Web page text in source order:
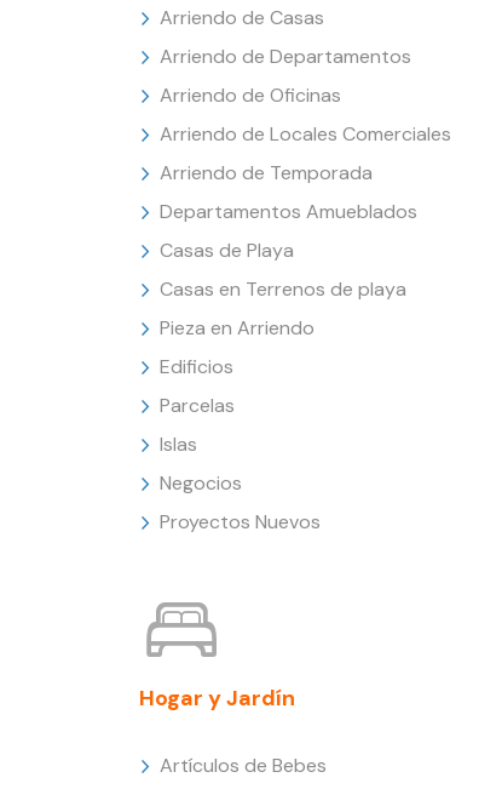
Arriendo de Casas
Arriendo de Departamentos
Arriendo de Oficinas
Arriendo de Locales Comerciales
Arriendo de Temporada
Departamentos Amueblados
Casas de Playa
Casas en Terrenos de playa
Pieza en Arriendo
Edificios
Parcelas
Islas
Negocios
Proyectos Nuevos
Hogar y Jardín
Artículos de Bebes